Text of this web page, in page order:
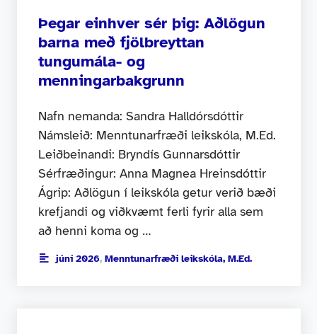
Þegar einhver sér þig: Aðlögun
barna með fjölbreyttan
tungumála- og
menningarbakgrunn
Nafn nemanda: Sandra Halldórsdóttir
Námsleið: Menntunarfræði leikskóla, M.Ed.
Leiðbeinandi: Bryndís Gunnarsdóttir
Sérfræðingur: Anna Magnea Hreinsdóttir
Ágrip: Aðlögun í leikskóla getur verið bæði
krefjandi og viðkvæmt ferli fyrir alla sem
að henni koma og …
júní 2026, Menntunarfræði leikskóla, M.Ed.